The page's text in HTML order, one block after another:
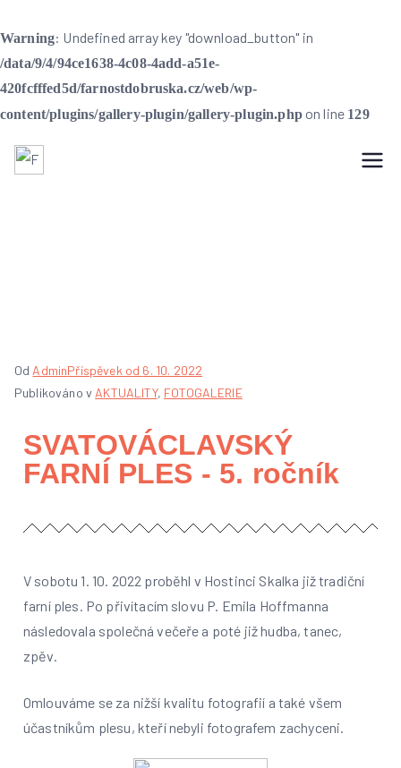
Warning: Undefined array key "download_button" in
/data/9/4/94ce1638-4c08-4add-a51e-
420fcfffed5d/farnostdobruska.cz/web/wp-
content/plugins/gallery-plugin/gallery-plugin.phpon line 129
Od AdminPříspěvek od 6. 10. 2022
Publikováno v AKTUALITY, FOTOGALERIE
SVATOVÁCLAVSKÝ
FARNÍ PLES - 5. ročník
V sobotu 1. 10. 2022 proběhl v Hostinci Skalka již tradiční
farní ples. Po přivítacím slovu P. Emila Hoffmanna
následovala společná večeře a poté již hudba, tanec,
zpěv.
Omlouváme se za nižší kvalitu fotografií a také všem
účastníkům plesu, kteří nebyli fotografem zachyceni.